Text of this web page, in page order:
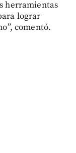
herramientas
lograr
comentó.